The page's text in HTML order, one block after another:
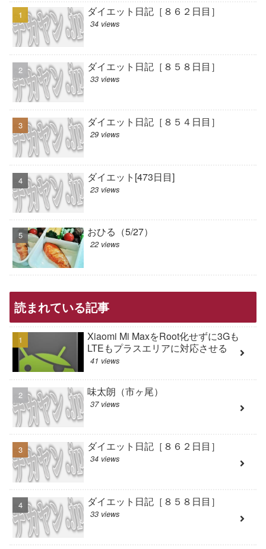
ダイエット日記［８６２日目］
34 views
ダイエット日記［８５８日目］
33 views
ダイエット日記［８５４日目］
29 views
ダイエット[473日目]
23 views
おひる（5/27）
22 views
読まれている記事
Xiaomi Mi MaxをRoot化せずに3Gも
LTEもプラスエリアに対応させる
41 views
味太朗（市ヶ尾）
37 views
ダイエット日記［８６２日目］
34 views
ダイエット日記［８５８日目］
33 views